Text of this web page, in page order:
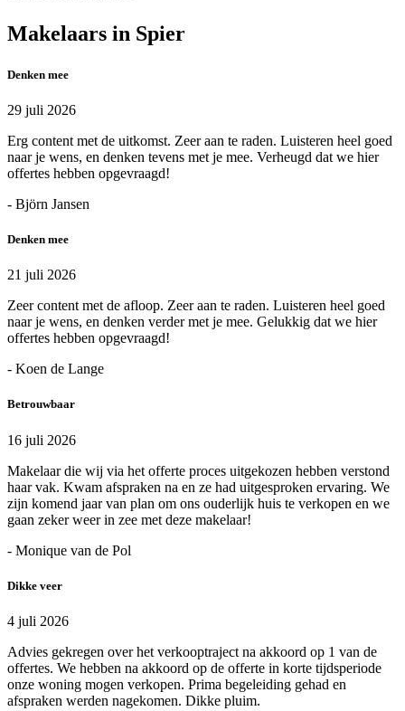
Makelaars in Spier
Denken mee
29 juli 2026
Erg content met de uitkomst. Zeer aan te raden. Luisteren heel goed
naar je wens, en denken tevens met je mee. Verheugd dat we hier
offertes hebben opgevraagd!
- Björn Jansen
Denken mee
21 juli 2026
Zeer content met de afloop. Zeer aan te raden. Luisteren heel goed
naar je wens, en denken verder met je mee. Gelukkig dat we hier
offertes hebben opgevraagd!
- Koen de Lange
Betrouwbaar
16 juli 2026
Makelaar die wij via het offerte proces uitgekozen hebben verstond
haar vak. Kwam afspraken na en ze had uitgesproken ervaring. We
zijn komend jaar van plan om ons ouderlijk huis te verkopen en we
gaan zeker weer in zee met deze makelaar!
- Monique van de Pol
Dikke veer
4 juli 2026
Advies gekregen over het verkooptraject na akkoord op 1 van de
offertes. We hebben na akkoord op de offerte in korte tijdsperiode
onze woning mogen verkopen. Prima begeleiding gehad en
afspraken werden nagekomen. Dikke pluim.